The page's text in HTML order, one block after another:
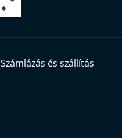
Számlázás és szállítás